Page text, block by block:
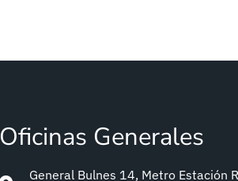
Oficinas Generales
General Bulnes 14, Metro Estación